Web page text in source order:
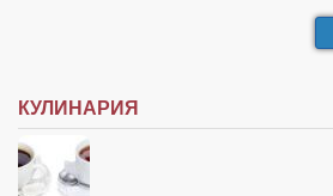
КУЛИНАРИЯ